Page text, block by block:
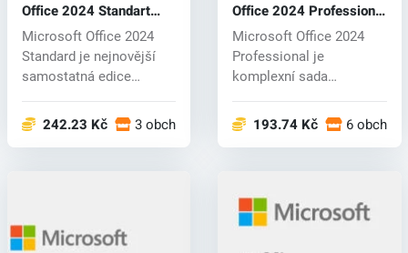
Office 2024 Standart
(CD key)
Microsoft Office 2024
Standard je nejnovější
samostatná edice
242.23 Kč 3 obchodech
Office 2024 Professional
(CD key)
Microsoft Office 2024
Professional je
komplexní sada
193.74 Kč 6